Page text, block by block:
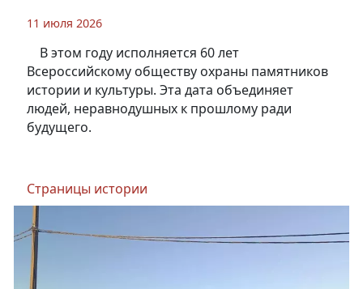
11 июля 2026
В этом году исполняется 60 лет
Всероссийскому обществу охраны памятников
истории и культуры. Эта дата объединяет
людей, неравнодушных к прошлому ради
будущего.
Страницы истории